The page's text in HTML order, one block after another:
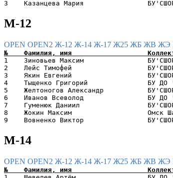
М-12
OPEN OPEN2 Ж-12 Ж-14 Ж-17 Ж25 ЖБ ЖВ ЖЭ
1    Зиновьев Максим
2    Лейс Тимофей
3    Якин Евгений
4    Тыщенко Григорий               БУ
5    Желтоногов Александр
6    Иванов Всеволод                БУ
7    Гуменюк Даниил
8    Жокин Максим                   Омск
М-14
OPEN OPEN2 Ж-12 Ж-14 Ж-17 Ж25 ЖБ ЖВ ЖЭ